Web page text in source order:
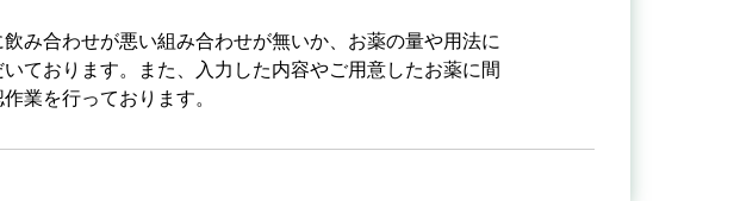
み合わせが悪い組み合わせが無いか、お薬の量や用法に
ております。また、入力した内容やご用意したお薬に間
業を行っております。